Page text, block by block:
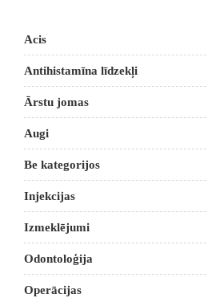
Acis
Antihistamīna līdzekļi
Ārstu jomas
Augi
Be kategorijos
Injekcijas
Izmeklējumi
Odontoloģija
Operācijas